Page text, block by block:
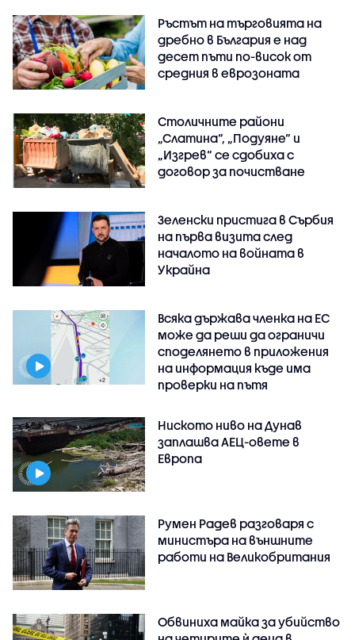
Ръстът на търговията на
дребно в България е над
десет пъти по-висок от
средния в еврозоната
Столичните райони
„Слатина“, „Подуяне“ и
„Изгрев“ се сдобиха с
договор за почистване
Зеленски пристига в Сърбия
на първа визита след
началото на войната в
Украйна
Всяка държава членка на ЕС
може да реши да ограничи
споделянето в приложения
на информация къде има
проверки на пътя
Ниското ниво на Дунав
заплашва АЕЦ-овете в
Европа
Румен Радев разговаря с
министъра на външните
работи на Великобритания
Обвиниха майка за убийство